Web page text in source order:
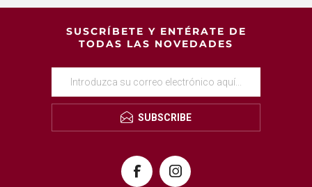
SUSCRÍBETE Y ENTÉRATE DE
TODAS LAS NOVEDADES
SUBSCRIBE